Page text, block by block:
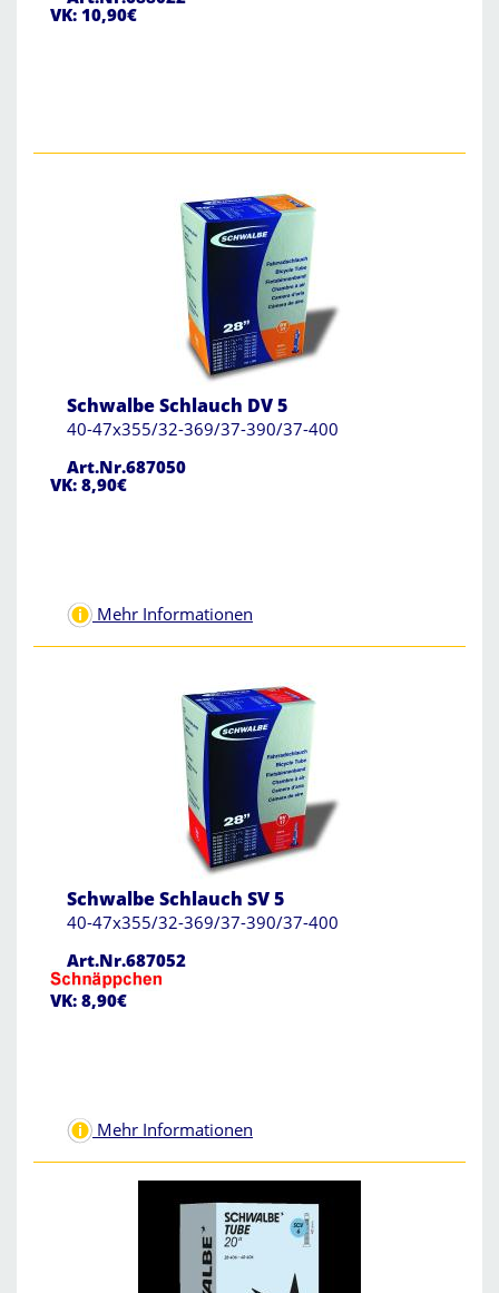
VK: 10,90€
Schwalbe Schlauch DV 5
40-47x355/32-369/37-390/37-400
Art.Nr.687050
VK: 8,90€
Mehr Informationen
Schwalbe Schlauch SV 5
40-47x355/32-369/37-390/37-400
Art.Nr.687052
VK: 8,90€
Mehr Informationen